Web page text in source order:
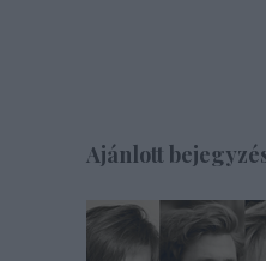
Ajánlott